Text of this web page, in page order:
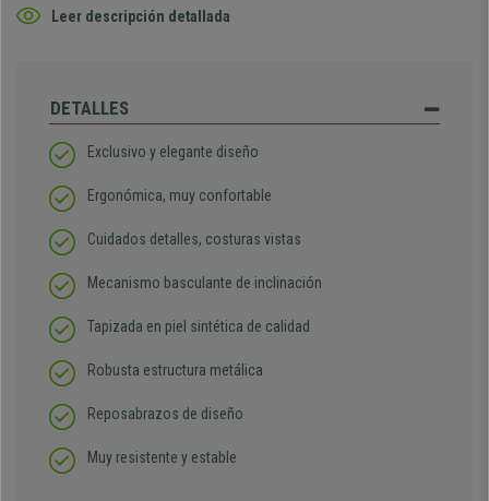
Leer descripción detallada
DETALLES
Exclusivo y elegante diseño
Ergonómica, muy confortable
Cuidados detalles, costuras vistas
Mecanismo basculante de inclinación
Tapizada en piel sintética de calidad
Robusta estructura metálica
Reposabrazos de diseño
Muy resistente y estable